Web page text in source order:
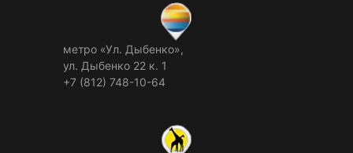
метро «Ул. Дыбенко»,
ул. Дыбенко 22 к. 1
+7 (812) 748-10-64